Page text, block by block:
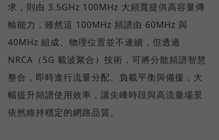
求，則由 3.5GHz 100MHz 大頻寬提供高容量傳
輸能力，雖然這 100MHz 頻譜由 60MHz 與
40MHz 組成、物理位置並不連續，但透過
NRCA（5G 載波聚合）技術，可將分散頻譜智慧
整合，即時進行流量分配、負載平衡與備援，大
幅提升頻譜使用效率，讓尖峰時段與高流量場景
依然維持穩定的網路品質。